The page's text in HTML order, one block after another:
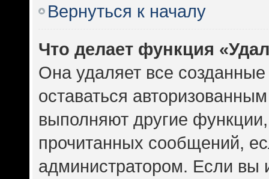
Вернуться к началу
Что делает функция
Она удаляет все
оставаться
выполняют другие
прочитанных сообщений,
администратором. Если вы